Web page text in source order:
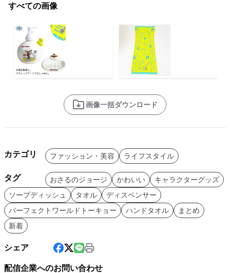
すべての画像
画像一括ダウンロード
カテゴリ ファッション・美容 ライフスタイル
タグ おさるのジョージ かわいい
キャラクターグッズ
ソープディッシュ
タオル
ディスペンサー
パーフェクトワールドトーキョー
ハンドタオル
まとめ
新着
シェア
配信企業へのお問い合わせ